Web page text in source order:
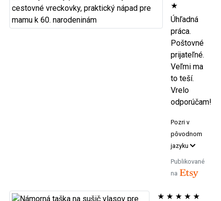
★
Úhľadná
práca.
Poštovné
prijateľné.
Veľmi ma
to teší.
Vrelo
odporúčam!
Pozri v
pôvodnom
jazyku
Publikované
na
★ ★ ★ ★ ★